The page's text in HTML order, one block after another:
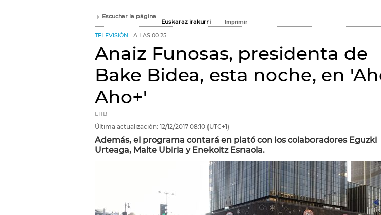
Escuchar la página
Euskaraz irakurri
TELEVISIÓN A LAS 00:25
Anaiz Funosas, presidenta de
Bake Bidea, esta noche, en
Aho+'
EITB
Última actualización: 12/12/2017 08:10 (UTC+1)
Además, el programa contará en plató con los colaboradores Eguzki
Urteaga, Maite Ubiria y Enekoitz Esnaola.